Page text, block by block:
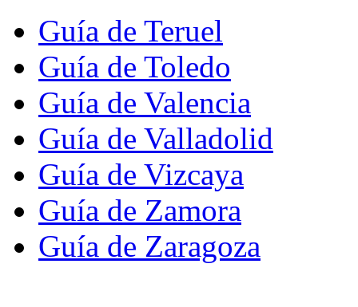
Guía de Teruel
Guía de Toledo
Guía de Valencia
Guía de Valladolid
Guía de Vizcaya
Guía de Zamora
Guía de Zaragoza